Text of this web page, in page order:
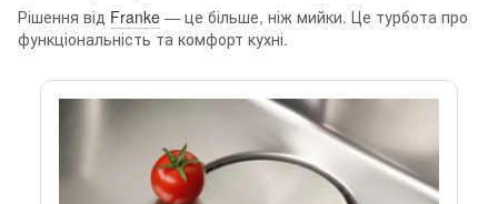
Рішення від Franke — це більше, ніж мийки. Це турбота про
функціональність та комфорт кухні.